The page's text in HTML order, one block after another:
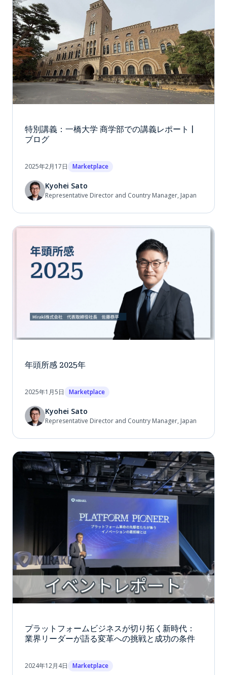
特別講義：一橋大学 商学部での講義レポート |
ブログ
2025年2月17日 Marketplace
Kyohei Sato
Representative Director and Country Manager, Japan
年頭所感 2025年
2025年1月5日 Marketplace
Kyohei Sato
Representative Director and Country Manager, Japan
プラットフォームビジネスが切り拓く新時代：
業界リーダーが語る変革への挑戦と成功の条件
2024年12月4日 Marketplace